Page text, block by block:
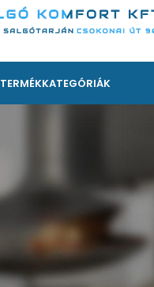
TERMÉKKATEGÓRIÁK